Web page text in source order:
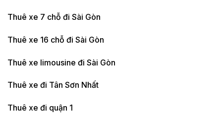
Thuê xe 7 chỗ đi Sài Gòn
Thuê xe 16 chỗ đi Sài Gòn
Thuê xe limousine đi Sài Gòn
Thuê xe đi Tân Sơn Nhất
Thuê xe đi quận 1